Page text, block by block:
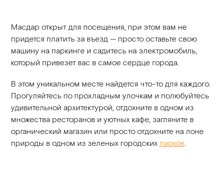
Масдар открыт для посещения, при этом вам не
придется платить за въезд — просто оставьте свою
машину на паркинге и садитесь на электромобиль,
который привезет вас в самое сердце города.
В этом уникальном месте найдется что-то для каждого.
Прогуляйтесь по прохладным улочкам и полюбуйтесь
удивительной архитектурой, отдохните в одном из
множества ресторанов и уютных кафе, загляните в
органический магазин или просто отдохните на лоне
природы в одном из зеленых городских парков.